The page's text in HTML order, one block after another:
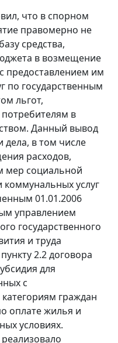
что в спорном
правомерно не
средства,
в возмещение
предоставлением им
по государственным
льгот,
в
Данный вывод
дела, в том числе
расходов,
мер социальной
услуг
01.01.2006
управлением
государственного
и труда
2.2 договора
для
с
граждан
оплате жилья и
условиях.